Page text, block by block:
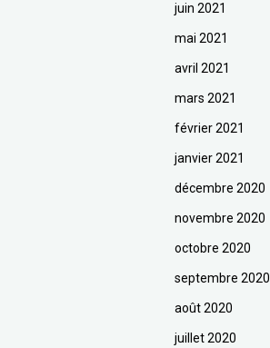
juin 2021
mai 2021
avril 2021
mars 2021
février 2021
janvier 2021
décembre 2020
novembre 2020
octobre 2020
septembre 2020
août 2020
juillet 2020